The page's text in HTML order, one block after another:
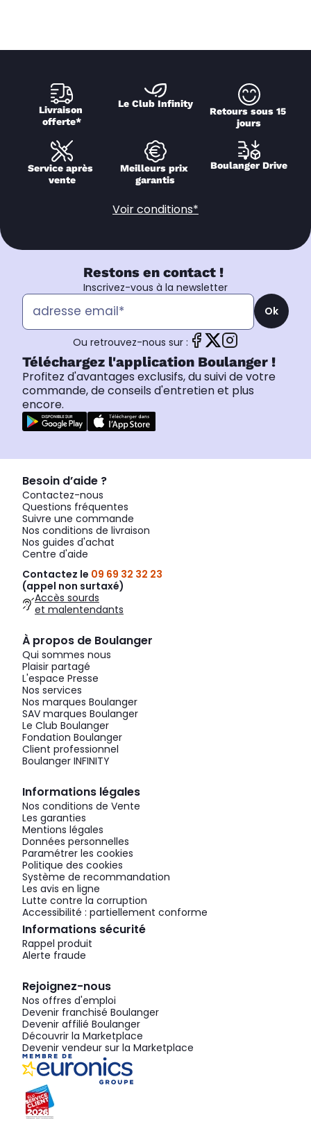
Livraison
offerte*
Le Club Infinity
Retours sous 15
jours
Service après
vente
Meilleurs prix
garantis
Boulanger Drive
Voir conditions*
Restons en contact !
Inscrivez-vous à la newsletter
Ok
Ou retrouvez-nous sur :
Téléchargez l'application Boulanger !
Profitez d'avantages exclusifs, du suivi de votre
commande, de conseils d'entretien et plus
encore.
Besoin d’aide ?
Contactez-nous
Questions fréquentes
Suivre une commande
Nos conditions de livraison
Nos guides d'achat
Centre d'aide
Contactez le 09 69 32 32 23
(appel non surtaxé)
Accès sourds
et malentendants
À propos de Boulanger
Qui sommes nous
Plaisir partagé
L'espace Presse
Nos services
Nos marques Boulanger
SAV marques Boulanger
Le Club Boulanger
Fondation Boulanger
Client professionnel
Boulanger INFINITY
Informations légales
Nos conditions de Vente
Les garanties
Mentions légales
Données personnelles
Paramétrer les cookies
Politique des cookies
Système de recommandation
Les avis en ligne
Lutte contre la corruption
Accessibilité : partiellement conforme
Informations sécurité
Rappel produit
Alerte fraude
Rejoignez-nous
Nos offres d'emploi
Devenir franchisé Boulanger
Devenir affilié Boulanger
Découvrir la Marketplace
Devenir vendeur sur la Marketplace